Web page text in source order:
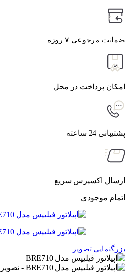
7
ضمانت مرجوعی ۷ روزه
امکان پرداخت در محل
پشتیبانی 24 ساعته
ارسال اکسپرس سریع
اتمام موجودی
بزرگنمایی تصویر